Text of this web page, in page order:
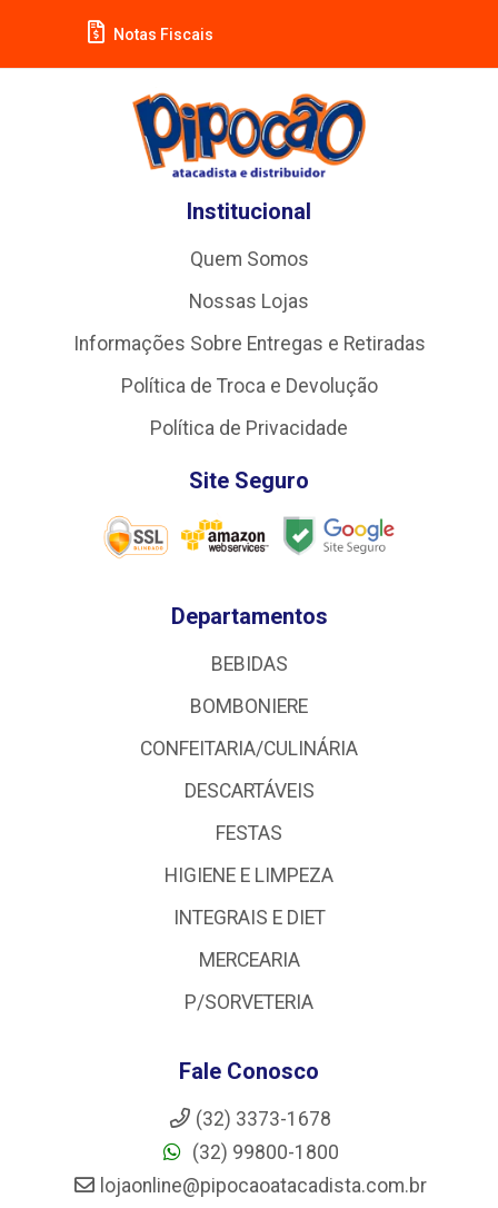
Notas Fiscais
Institucional
Quem Somos
Nossas Lojas
Informações Sobre Entregas e Retiradas
Política de Troca e Devolução
Política de Privacidade
Site Seguro
Departamentos
BEBIDAS
BOMBONIERE
CONFEITARIA/CULINÁRIA
DESCARTÁVEIS
FESTAS
HIGIENE E LIMPEZA
INTEGRAIS E DIET
MERCEARIA
P/SORVETERIA
Fale Conosco
(32) 3373-1678
(32) 99800-1800
lojaonline@pipocaoatacadista.com.br